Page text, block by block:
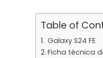
Table of
Galaxy S24 FE
Ficha técnica